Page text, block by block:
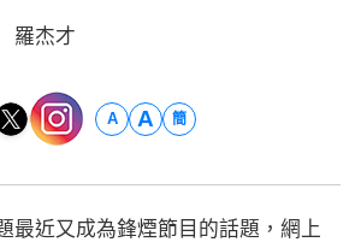
杰才
A A 簡
近又成為鋒煙節目的話題，網上